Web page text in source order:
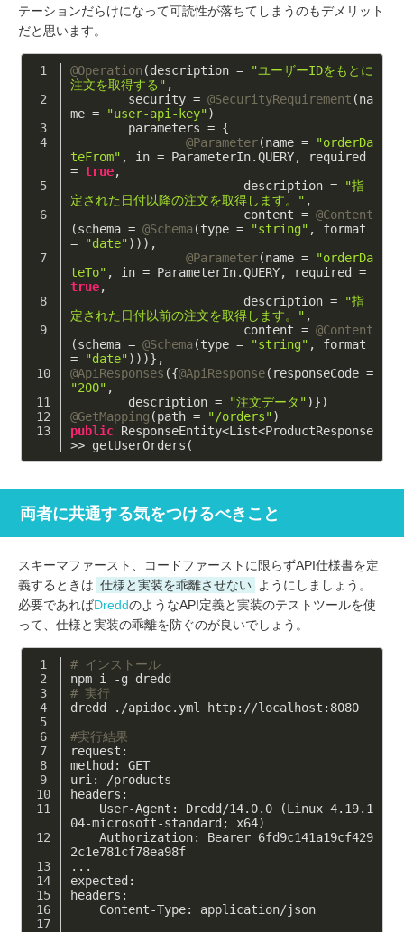
テーションだらけになって可読性が落ちてしまうのもデメリット
だと思います。
@Operation (description =
"ユーザーIDをもとに
注文を取得する" ,
        security =
@SecurityRequirement (na
me =
"user-api-key")
        parameters = {
@Parameter(name =
"orderDa
teFrom" , in = ParameterIn.QUERY, required
= true,
                        description =
"指
定された日付以降の注文を取得します。" ,
                        content =
@Content
(schema = @Schema (type = "string" , format
=
"date"))),
@Parameter(name =
"orderDa
teTo"
true,
                        description =
"指
定された日付以前の注文を取得します。" ,
                        content =
@Content
(schema = @Schema (type = "string" , format
=
"date")))},
@ApiResponses ({@ApiResponse
"200" ,
        description =
"注文データ")})
@GetMapping (path = "/orders")
public ResponseEntity<List<ProductResponse
>> getUserOrders(
両者に共通する気をつけるべきこと
スキーマファースト、コードファーストに限らずAPI仕様書を定
義するときは 仕様と実装を乖離させない ようにしましょう。
必要であればDreddのようなAPI定義と実装のテストツールを使
って、仕様と実装の乖離を防ぐのが良いでしょう。
# インストール
npm i -g dredd
# 実行
dredd ./apidoc.yml http://localhost:8080
#実行結果
request:
method: GET
uri: /products
headers:
04-microsoft-standard; x64)
2c1e781cf78ea98f
...
expected:
headers:
    Content-Type: application/json